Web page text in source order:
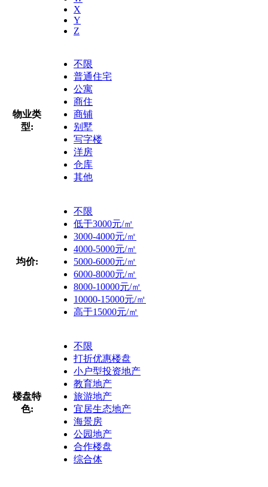
X
Y
Z
物业类
型:
不限
普通住宅
公寓
商住
商铺
别墅
写字楼
洋房
仓库
其他
均价:
不限
低于3000元/㎡
3000-4000元/㎡
4000-5000元/㎡
5000-6000元/㎡
6000-8000元/㎡
8000-10000元/㎡
10000-15000元/㎡
高于15000元/㎡
楼盘特
色:
不限
打折优惠楼盘
小户型投资地产
教育地产
旅游地产
宜居生态地产
海景房
公园地产
合作楼盘
综合体